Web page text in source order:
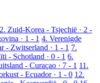
2. Zuid-Korea - Tsjechië · 2 -
· 1 - 1 4. Verenigde
- Zwitserland · 1 - 1 7.
- Schotland · 0 - 1 6.
- Curaçao · 7 - 1 11.
- Ecuador · 1 - 0 12.